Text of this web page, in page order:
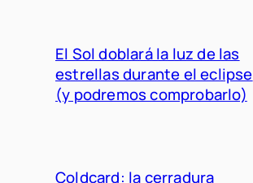
El Sol doblará la luz de las
estrellas durante el eclipse
(y podremos comprobarlo)
Coldcard: la cerradura